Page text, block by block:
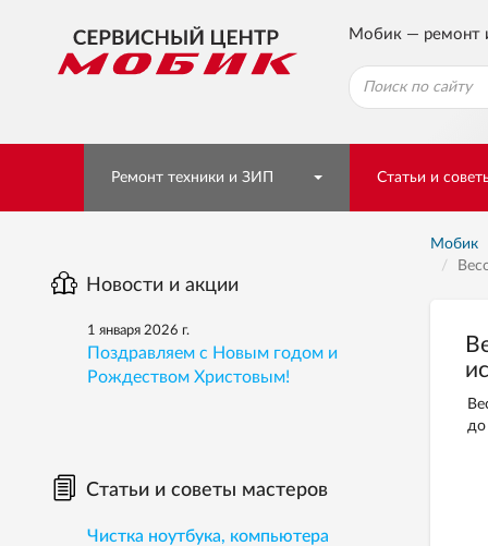
Мобик — ремонт
Ремонт техники и ЗИП Статьи и
Мобик
до
Новости и акции
1 января 2026 г.
Поздравляем с Новым годом и
Рождеством Христовым!
Статьи и советы мастеров
Чистка ноутбука, компьютера